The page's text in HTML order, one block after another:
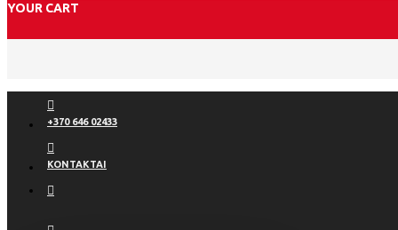
YOUR CART
+370 646 02433
KONTAKTAI